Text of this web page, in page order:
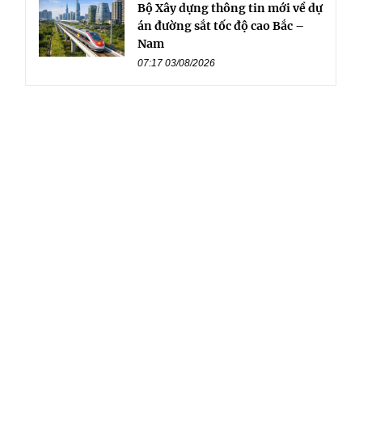
Bộ Xây dựng thông tin mới về dự
án đường sắt tốc độ cao Bắc –
Nam
07:17 03/08/2026